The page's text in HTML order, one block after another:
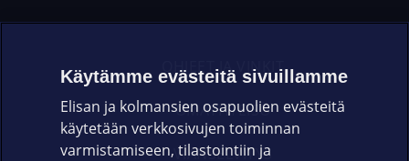
OHJEET JA VINKIT
OMAYHTEISÖ
VIANSELVITYS
Käytämme evästeitä sivuillamme
Elisan ja kolmansien osapuolien evästeitä
käytetään verkkosivujen toiminnan
varmistamiseen, tilastointiin ja